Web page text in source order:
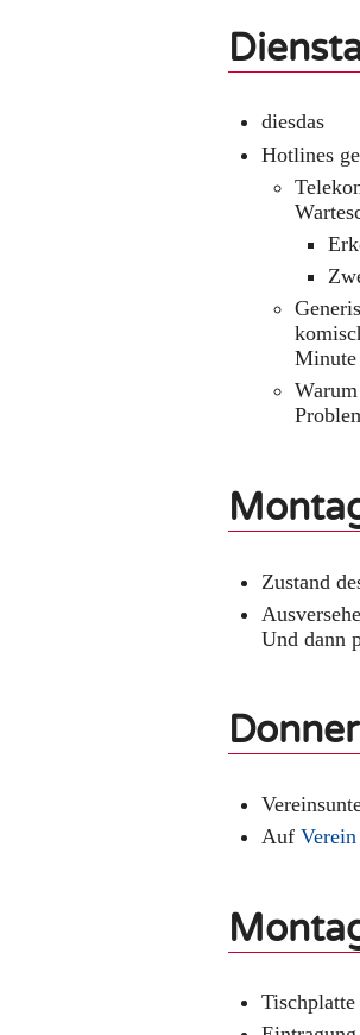
diesdas
Hotlines
Minute
Zustand
Und dann
AufVerein